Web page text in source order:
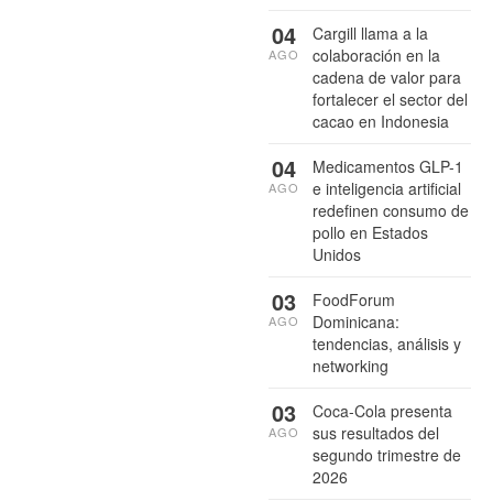
Cargill llama a la
colaboración en la
cadena de valor para
fortalecer el sector del
cacao en Indonesia
04
AGO
Medicamentos GLP-1
e inteligencia artificial
redefinen consumo de
pollo en Estados
Unidos
04
AGO
FoodForum
Dominicana:
tendencias, análisis y
networking
03
AGO
Coca-Cola presenta
sus resultados del
segundo trimestre de
2026
03
AGO